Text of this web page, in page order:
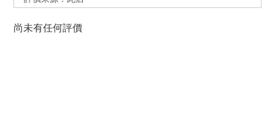
尚未有任何評價